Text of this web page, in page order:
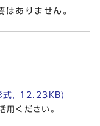
ありません。
式, 12.23KB)
用ください。